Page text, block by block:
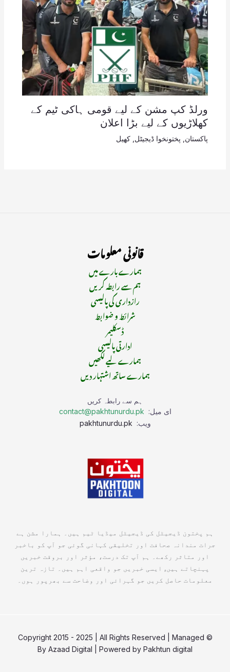
ورلڈ کپ مشن کے لیے قومی ہاکی ٹیم کے
کھلاڑیوں کے لیے بڑا اعلان
پاکستان پختونخوا ڈیجیٹل کھیل
قانونی معلومات
ہمارے بارے میں
ہم سے رابطہ کریں
رازداری کی پالیسی
شرائط و ضوابط
ڈسکلیمر
ادارتی پالیسی
ہمارے لیے لکھیں
ہمارے ساتھ اشتہار دیں
ہم سے رابطہ کریں
ای میل: contact@pakhtunurdu.pk
ویب:
ہم پختون ڈیجیٹل کی ڈیجیٹل میڈیا ٹیم ہیں۔ ہمارا مشن ہے
جرات مندانہ صحافت اور تخلیقی کہانی گوئی جو آپ کو باخبر
اور متاثر رکھے۔ ہم آپ تک درست، مؤثر اور بروقت خبریں
پہنچاتے ہیں, ایسی خبریں جو واقعی اہم ہیں۔ تازہ ترین
معلومات حاصل کریں جو گہرائی اور وضاحت سے بھرپور ہوں۔
© Copyright 2015 - 2025 | All Rights Reserved | Managed
By Azaad Digital | Powered by Pakhtun digital